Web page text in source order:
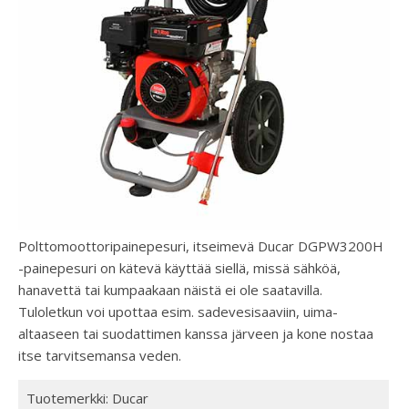
Polttomoottoripainepesuri, itseimevä Ducar DGPW3200H
-painepesuri on kätevä käyttää siellä, missä sähköä,
hanavettä tai kumpaakaan näistä ei ole saatavilla.
Tuloletkun voi upottaa esim. sadevesisaaviin, uima-
altaaseen tai suodattimen kanssa järveen ja kone nostaa
itse tarvitsemansa veden.
Tuotemerkki: Ducar